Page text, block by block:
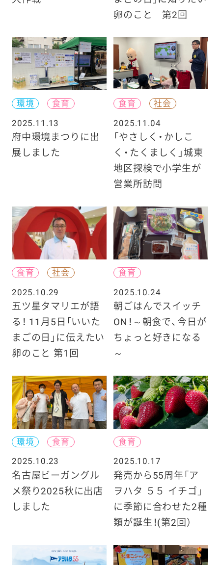
卵のこと 第2回
環境
食育
2025.11.13
府中環境まつりに出
展しました
食育
社会
2025.11.04
「やさしく・かしこ
く・たくましく」城東
地区探検で小学生が
営業所訪問
食育
社会
2025.10.29
五ツ星タマリエが語
る！ 11月5日「いいた
まごの日」に伝えたい
卵のこと 第1回
食育
2025.10.24
朝ごはんでスイッチ
ON！～朝食で、今日が
ちょっと好きになる
～
環境
食育
2025.10.23
名古屋ビーガングル
メ祭り2025秋に出店
しました
食育
2025.10.17
発売から55周年「ア
ヲハタ ５５ イチゴ」
に季節に合わせた2種
類が誕生！(第2回）